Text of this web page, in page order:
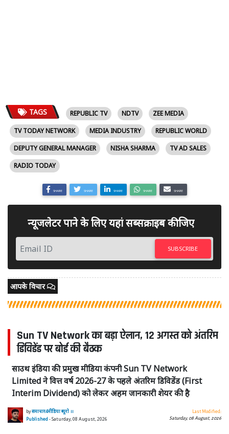
TAGS REPUBLIC TV NDTV
ZEE MEDIA
TV TODAY NETWORK
MEDIA INDUSTRY
REPUBLIC WORLD
DEPUTY GENERAL MANAGER
NISHA SHARMA
TV AD SALES
RADIO TODAY
SHARE SHARE SHARE SHARE SHARE
न्यूजलेटर पाने के लिए यहां सब्सक्राइब कीजिए
SUBSCRIBE
आपके विचार
Sun TV Network का बड़ा ऐलान, 12 अगस्त को अंतरिम
डिविडेंड पर बोर्ड की बैठक
साउथ इंडिया की प्रमुख मीडिया कंपनी Sun TV Network
Limited ने वित्त वर्ष 2026-27 के पहले अंतरिम डिविडेंड (First
Interim Dividend) को लेकर अहम जानकारी शेयर की है
byसमाचार4मीडिया ब्यूरो ।।
Published- Saturday, 08 August, 2026
Last Modified:
Saturday, 08 August, 2026